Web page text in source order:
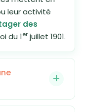
leur activité
des
du 1er juillet 1901.